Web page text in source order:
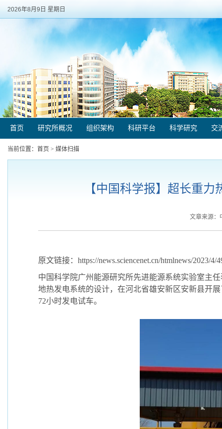
2026年8月9日 星期日
首页 研究所概况 组织架构 科研平台 科学研究 交
当前位置： 首页 > 媒体扫描
【中国科学报】超长重
文章来源：
原文链接：https://news.sciencenet.cn/htmlnews/2023/4/
中国科学院广州能源研究所先进能源系统实验室主
地热发电系统的设计，在河北省雄安新区安新县开
72小时发电试车。